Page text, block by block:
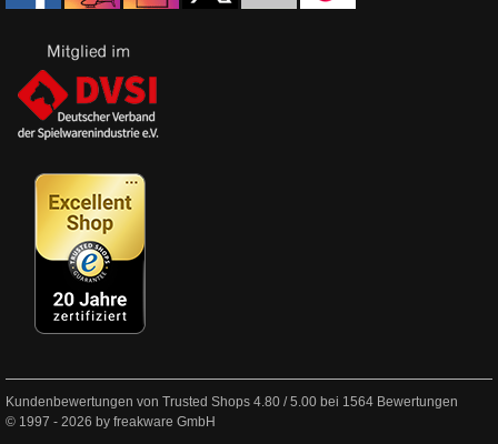
Kundenbewertungen von Trusted Shops 4.80 /5.00 bei 1564 Bewertungen
© 1997 - 2026 by freakware GmbH